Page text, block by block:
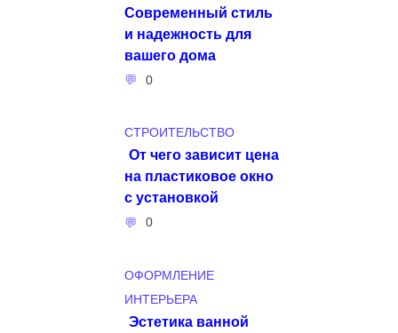
Современный стиль
и надежность для
вашего дома
0
СТРОИТЕЛЬСТВО
От чего зависит цена
на пластиковое окно
с установкой
0
ОФОРМЛЕНИЕ
ИНТЕРЬЕРА
Эстетика ванной